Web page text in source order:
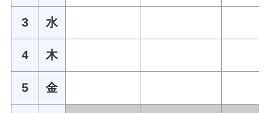
3 水
4 木
5 金